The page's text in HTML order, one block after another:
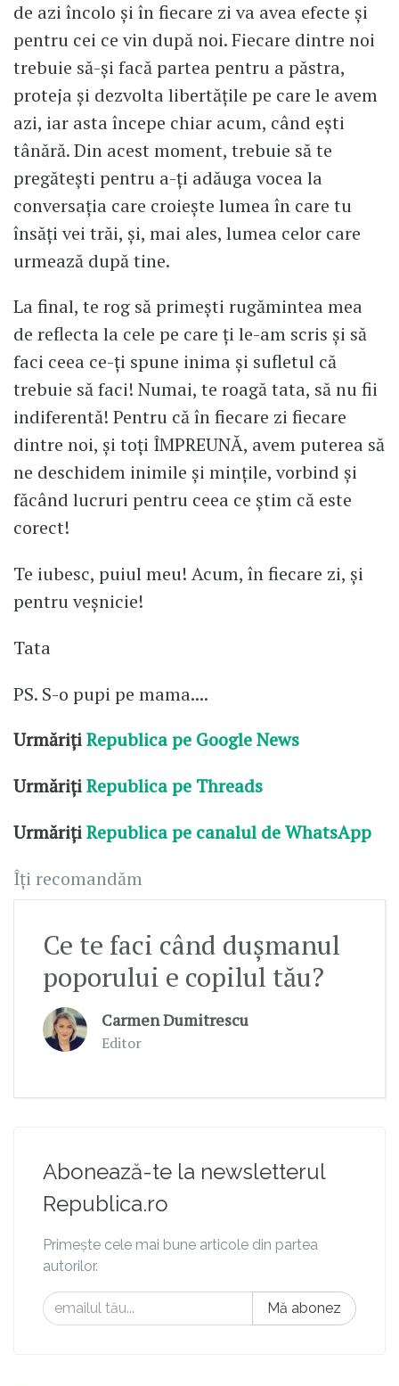
de azi încolo și în fiecare zi va avea efecte și
pentru cei ce vin după noi. Fiecare dintre noi
trebuie să-și facă partea pentru a păstra,
proteja și dezvolta libertățile pe care le avem
azi, iar asta începe chiar acum, când ești
tânără. Din acest moment, trebuie să te
pregătești pentru a-ți adăuga vocea la
conversația care croiește lumea în care tu
însăți vei trăi, și, mai ales, lumea celor care
urmează după tine.
La final, te rog să primești rugămintea mea
de reflecta la cele pe care ți le-am scris și să
faci ceea ce-ți spune inima și sufletul că
trebuie să faci! Numai, te roagă tata, să nu fii
indiferentă! Pentru că în fiecare zi fiecare
dintre noi, și toți ÎMPREUNĂ, avem puterea să
ne deschidem inimile și mințile, vorbind și
făcând lucruri pentru ceea ce știm că este
corect!
Te iubesc, puiul meu! Acum, în fiecare zi, și
pentru veșnicie!
Tata
PS. S-o pupi pe mama....
UrmărițiRepublica pe Google News
UrmărițiRepublica pe Threads
UrmărițiRepublica pe canalul de WhatsApp
Îți recomandăm
Ce te faci când dușmanul
poporului e copilul tău?
Carmen Dumitrescu
Editor
Abonează-te la newsletterul
Republica.ro
Primește cele mai bune articole din partea
autorilor.
Mă abonez